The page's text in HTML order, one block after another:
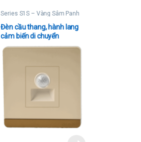
Series S1S – Vàng Sâm Panh
Đèn cầu thang, hành lang
cảm biến di chuyển